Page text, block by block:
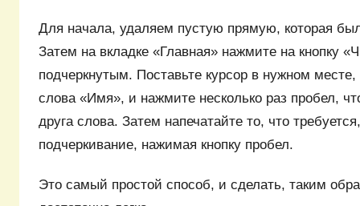
Для начала, удаляем пустую прямую, которая
Затем на вкладке «Главная» нажмите на кнопку
подчеркнутым. Поставьте курсор в нужном
слова «Имя», и нажмите несколько раз пробел,
друга слова. Затем напечатайте то, что
подчеркивание, нажимая кнопку пробел.
Это самый простой способ, и сделать, таким